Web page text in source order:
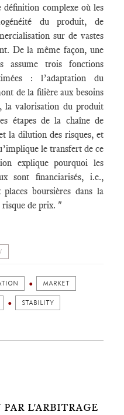
complexe où les
du produit, de
sur de vastes
De la même façon, une
assume trois fonctions
: l’adaptation du
de la filière aux besoins
la valorisation du produit
étapes de la chaîne de
la dilution des risques, et
le transfert de ce
explique pourquoi les
sont financiarisés, i.e.,
boursières dans la
de prix. "
MARKET
STABILITY
L'ARBITRAGE